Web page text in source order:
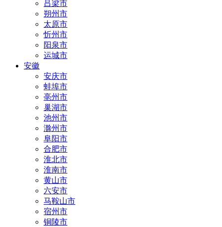
吕梁市
朔州市
太原市
忻州市
阳泉市
运城市
安徽
安庆市
蚌埠市
亳州市
巢湖市
池州市
滁州市
阜阳市
合肥市
淮北市
淮南市
黄山市
六安市
马鞍山市
宿州市
铜陵市